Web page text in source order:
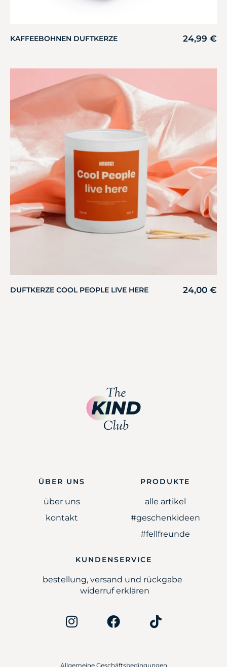
KAFFEEBOHNEN DUFTKERZE 24,99 €
DUFTKERZE COOL PEOPLE LIVE HERE 24,00 €
ÜBER UNS
über uns
kontakt
PRODUKTE
alle artikel
#geschenkideen
#fellfreunde
KUNDENSERVICE
bestellung, versand und rückgabe
widerruf erklären
Allgemeine Geschäftsbedingungen